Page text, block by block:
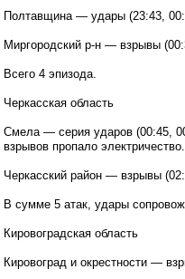
Полтавщина — удары (23:43,
Миргородский р-н — взрывы
Всего 4 эпизода.
Черкасская область
Смела — серия ударов (00:45,
взрывов пропало электричество.
Черкасский район — взрывы
В сумме 5 атак, удары
Кировоградская область
Кировоград и окрестности —